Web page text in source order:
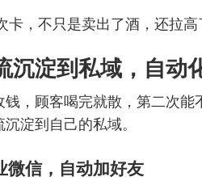
，不只是卖出了酒，还拉高
沉淀到私域，自动
，顾客喝完就散，第二次能
淀到自己的私域。
微信，自动加好友